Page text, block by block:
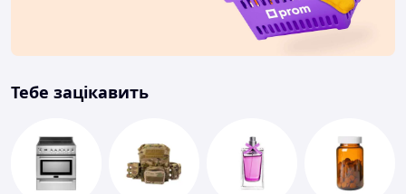
Тебе зацікавить